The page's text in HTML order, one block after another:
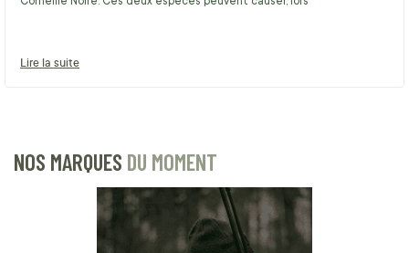
Lire la suite
NOS MARQUES DU MOMENT